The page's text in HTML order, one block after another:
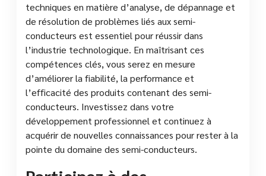
techniques en matière d’analyse, de dépannage et
de résolution de problèmes liés aux semi-
conducteurs est essentiel pour réussir dans
l’industrie technologique. En maîtrisant ces
compétences clés, vous serez en mesure
d’améliorer la fiabilité, la performance et
l’efficacité des produits contenant des semi-
conducteurs. Investissez dans votre
développement professionnel et continuez à
acquérir de nouvelles connaissances pour rester à la
pointe du domaine des semi-conducteurs.